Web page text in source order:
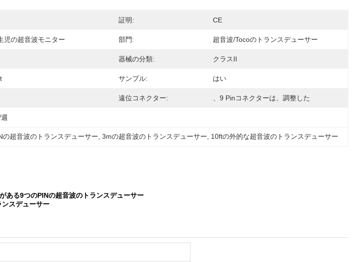
証明: CE
児の超音波モニター 部門: 超音波/tocoのトランスデューサー
器械の分類: クラスII
サンプル: はい
遠位コネクター: 、9 Pinコネクターは、調整した
の超音波のトランスデューサー , 3mの超音波のトランスデューサー 10ftの外的な超音波のトランスデューサー
ある9つのPINの超音波のトランスデューサー
スデューサー